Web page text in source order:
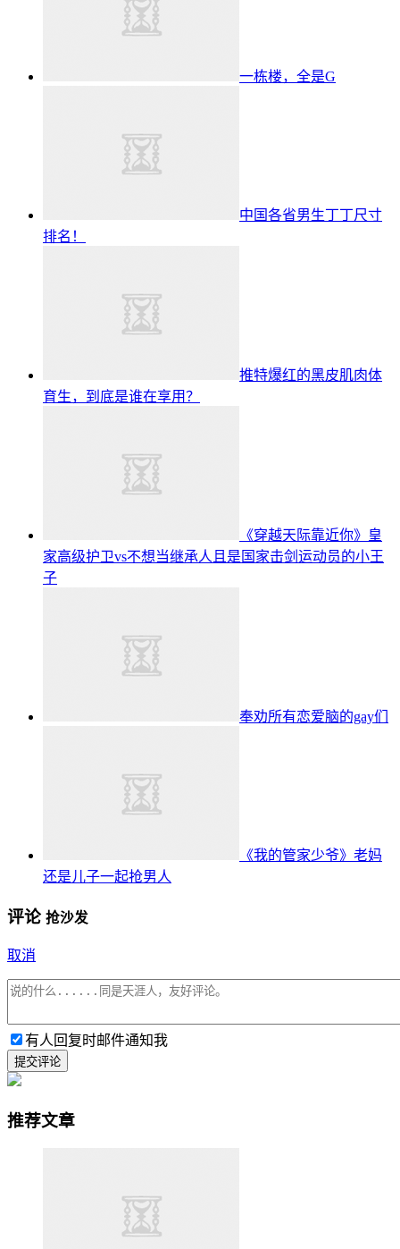
一栋楼，全是G
中国各省男生丁丁尺寸
排名！
推特爆红的黑皮肌肉体
育生，到底是谁在享用？
《穿越天际靠近你》皇
家高级护卫vs不想当继承人且是国家击剑运动员的小王
子
奉劝所有恋爱脑的gay们
《我的管家少爷》老妈
还是儿子一起抢男人
评论 抢沙发
取消
有人回复时邮件通知我
提交评论
推荐文章